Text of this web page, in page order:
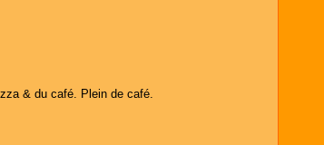
& du café. Plein de café.